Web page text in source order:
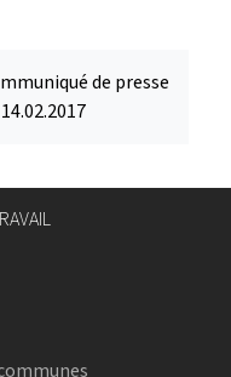
de presse